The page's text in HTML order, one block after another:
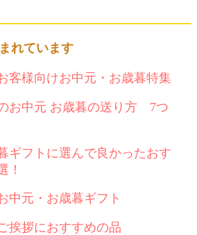
れています
客様向けお中元・お歳暮特集
お中元 お歳暮の送り方 7つ
ギフトに選んで良かったおす
！
中元・お歳暮ギフト
拶におすすめの品